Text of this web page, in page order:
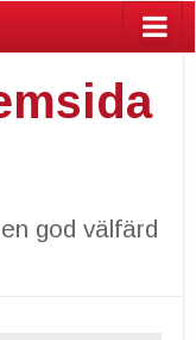
god välfärd